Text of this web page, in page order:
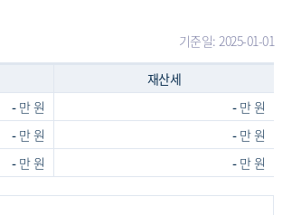
기준일: 2025-01-01
재산세
-만 원 -만 원
-만 원 -만 원
-만 원 -만 원